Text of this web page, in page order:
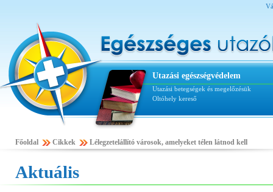
Utazási egészségvédelem
Utazási betegségek és megelőzésük
Oltóhely kereső
Főoldal Cikkek Lélegzetelállító városok, amelyeket télen látnod kell
Aktuális